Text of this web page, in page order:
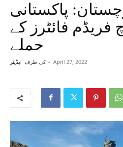
پاکستانی
فریڈم فائٹرز کے
حملے
کی طرف ایڈیٹر - April 27, 2022